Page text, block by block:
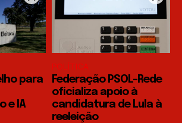
para
e IA
POLÍTICA
Federação PSOL-Rede
oficializa apoio à
candidatura de Lula à
reeleição